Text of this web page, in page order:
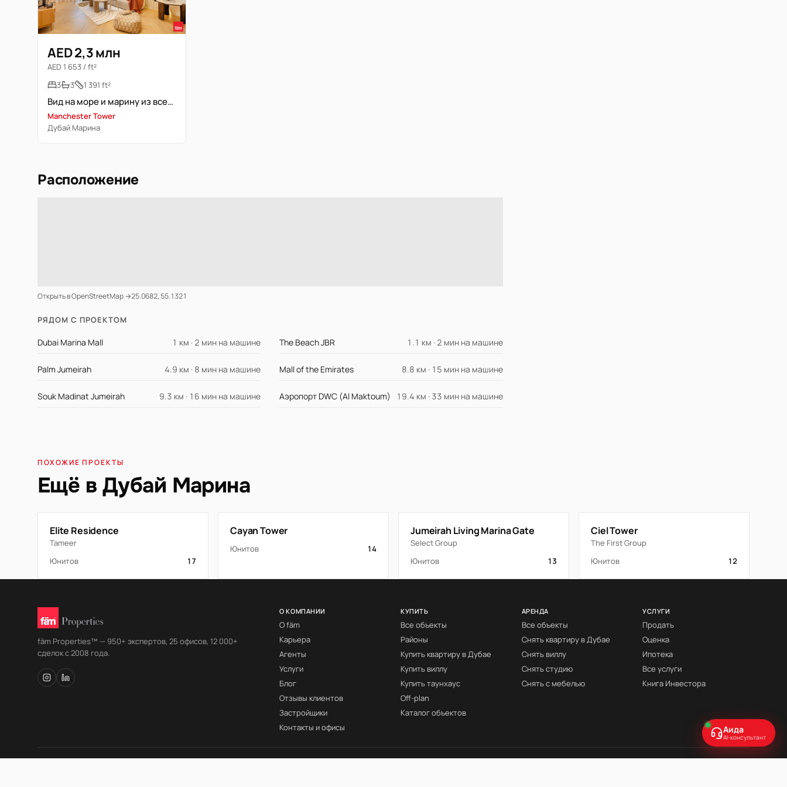
AED 2,3 млн
AED 1 653 / ft²
3
3 1 391 ft²
Вид на море и марину из всех спален
Manchester Tower
Дубай Марина
Расположение
Открыть в OpenStreetMap →25.0682, 55.1321
РЯДОМ С ПРОЕКТОМ
Dubai Marina Mall 1 км · 2 мин на машине The Beach JBR 1.1 км · 2 мин на машине
Palm Jumeirah 4.9 км · 8 мин на машине Mall of the Emirates 8.8 км · 15 мин на машине
Souk Madinat Jumeirah 9.3 км · 16 мин на машине Аэропорт DWC (Al Maktoum) 19.4 км · 33 мин на машине
ПОХОЖИЕ ПРОЕКТЫ
Ещё в Дубай Марина
Elite Residence
Tameer
Юнитов
17
Cayan Tower
Юнитов 14
Jumeirah Living Marina Gate
Select Group
Юнитов
13
Ciel Tower
The First Group
Юнитов
12
Аида
AI-консультант
fäm Properties™ — 950+ экспертов, 25 офисов, 12 000+
сделок с 2008 года.
О КОМПАНИИ
О fäm
Карьера
Агенты
Услуги
Блог
Отзывы клиентов
Застройщики
Контакты и офисы
КУПИТЬ
Все объекты
Районы
Купить квартиру в Дубае
Купить виллу
Купить таунхаус
Off-plan
Каталог объектов
АРЕНДА
Все объекты
Снять квартиру в Дубае
Снять виллу
Снять студию
Снять с мебелью
УСЛУГИ
Продать
Оценка
Ипотека
Все услуги
Книга Инвестора